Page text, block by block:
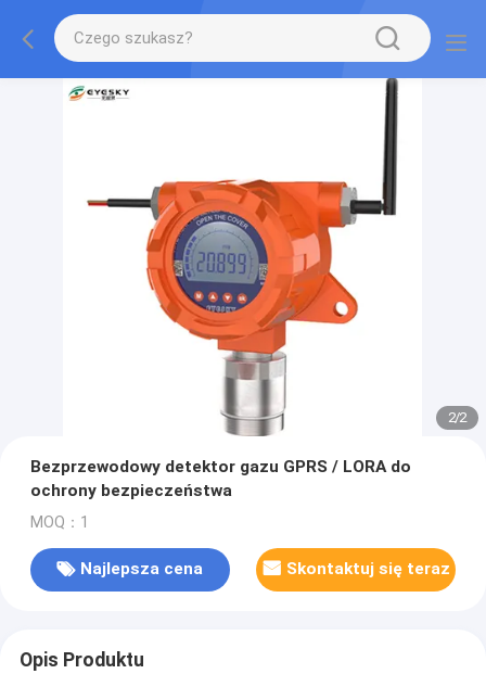
2/2
Bezprzewodowy detektor gazu GPRS / LORA do
ochrony bezpieczeństwa
MOQ：1
Najlepsza cena Skontaktuj się teraz
Opis Produktu